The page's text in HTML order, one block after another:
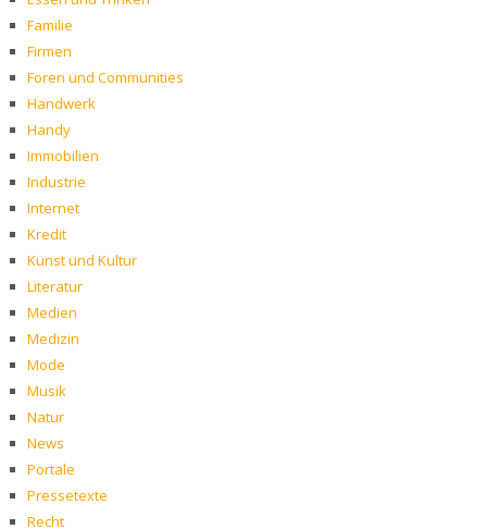
Familie
Firmen
Foren und Communities
Handwerk
Handy
Immobilien
Industrie
Internet
Kredit
Kunst und Kultur
Literatur
Medien
Medizin
Mode
Musik
Natur
News
Portale
Pressetexte
Recht